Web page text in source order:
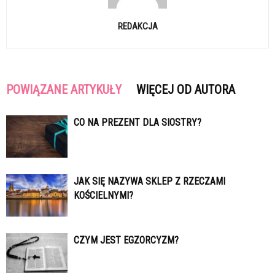
REDAKCJA
POWIĄZANE ARTYKUŁY WIĘCEJ OD AUTORA
CO NA PREZENT DLA SIOSTRY?
JAK SIĘ NAZYWA SKLEP Z RZECZAMI
KOŚCIELNYMI?
CZYM JEST EGZORCYZM?